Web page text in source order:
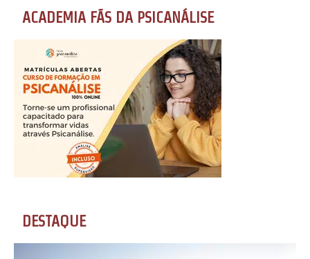
ACADEMIA FÃS DA PSICANÁLISE
DESTAQUE